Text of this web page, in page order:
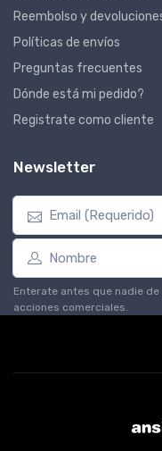
Reembolso y
Políticas de envíos
Preguntas frecuentes
Dónde está mi pedido?
Registrate como cliente
Newsletter
Enterate antes que nadie
acciones comerciales.